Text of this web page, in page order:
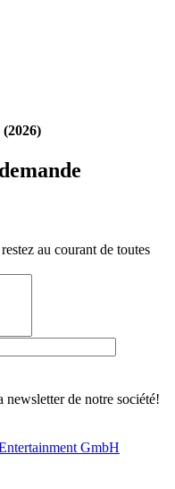
au courant de toutes
newsletter de notre société!